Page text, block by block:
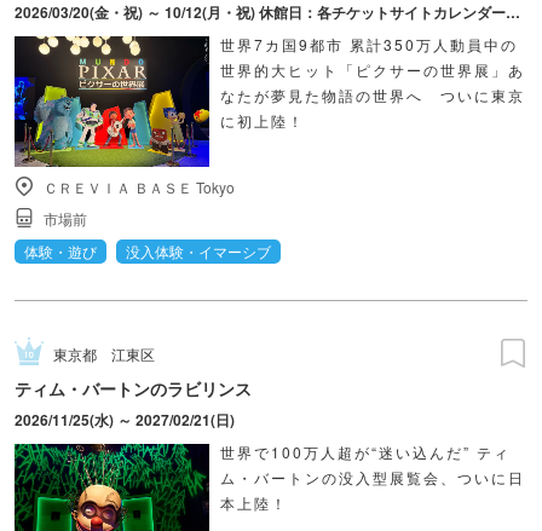
2026/03/20(金・祝) ～ 10/12(月・祝) 休館日：各チケットサイトカレンダーにてご確認ください。
世界7カ国9都市 累計350万人動員中の
世界的大ヒット「ピクサーの世界展」あ
なたが夢見た物語の世界へ ついに東京
に初上陸！
ＣＲＥＶＩＡ ＢＡＳＥ Tokyo
市場前
体験・遊び
没入体験・イマーシブ
東京都 江東区
ティム・バートンのラビリンス
2026/11/25(水) ～ 2027/02/21(日)
世界で100万人超が“迷い込んだ” ティ
ム・バートンの没入型展覧会、ついに日
本上陸！